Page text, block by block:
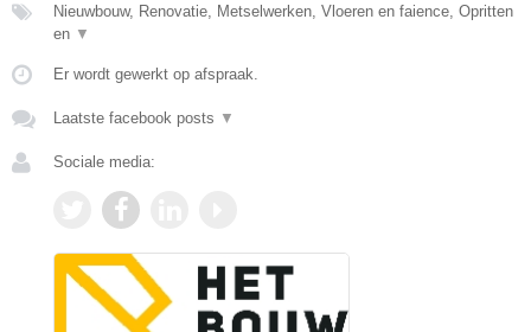
Nieuwbouw, Renovatie, Metselwerken, Vloeren en faience, Opritten
en ▼
Er wordt gewerkt op afspraak.
Laatste facebook posts ▼
Sociale media: